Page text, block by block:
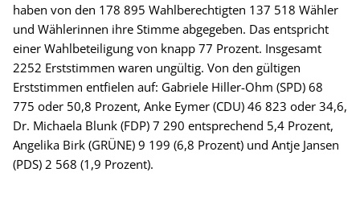
haben von den 178 895 Wahlberechtigten 137 518 Wähler
und Wählerinnen ihre Stimme abgegeben. Das entspricht
einer Wahlbeteiligung von knapp 77 Prozent. Insgesamt
2252 Erststimmen waren ungültig. Von den gültigen
Erststimmen entfielen auf: Gabriele Hiller-Ohm (SPD) 68
775 oder 50,8 Prozent, Anke Eymer (CDU) 46 823 oder 34,6,
Dr. Michaela Blunk (FDP) 7 290 entsprechend 5,4 Prozent,
Angelika Birk (GRÜNE) 9 199 (6,8 Prozent) und Antje Jansen
(PDS) 2 568 (1,9 Prozent).